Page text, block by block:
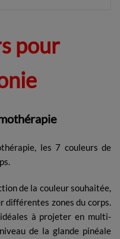
pour
les 7 couleurs de
de la couleur souhaitée,
différentes zones du corps.
à projeter en multi-
de la glande pinéale